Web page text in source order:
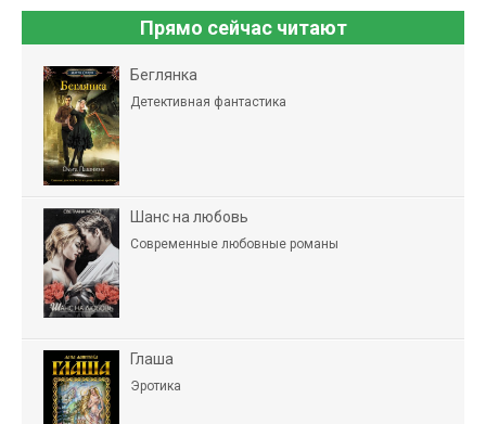
Прямо сейчас читают
Беглянка
Детективная фантастика
Шанс на любовь
Современные любовные романы
Глаша
Эротика